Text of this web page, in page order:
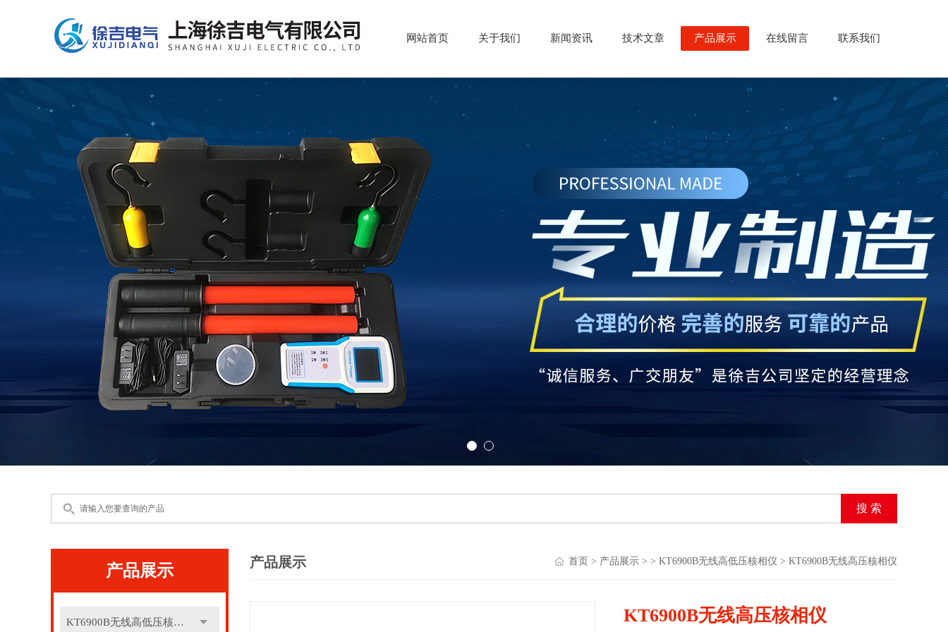
网站首页 关于我们 新闻资讯 技术文章 产品展示 在线留言 联系我们
产品展示
KT6900B无线高低压核相仪
产品展示 首页 > 产品展示 > > KT6900B无线高低压核相仪 > KT6900B无线高压核相仪
KT6900B无线高压核相仪